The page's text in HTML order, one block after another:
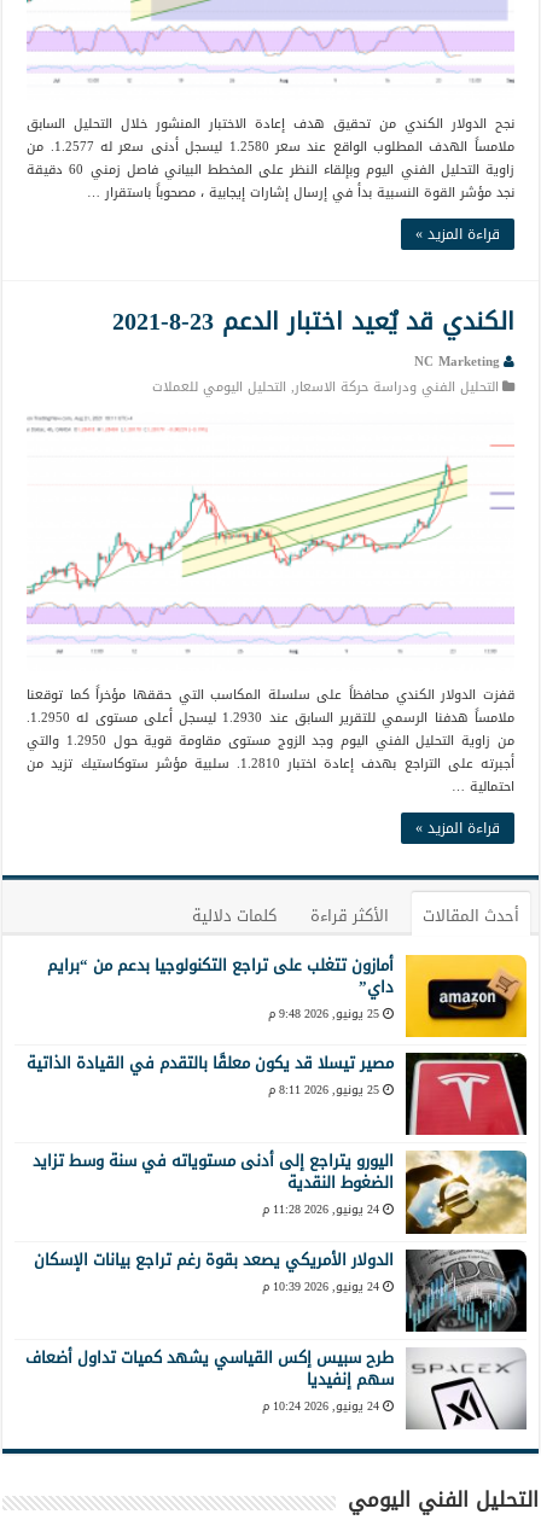
نجح الدولار الكندي من تحقيق هدف إعادة الاختبار المنشور خلال التحليل السابق
ملامساً الهدف المطلوب الواقع عند سعر 1.2580 ليسجل أدنى سعر له 1.2577. من
زاوية التحليل الفني اليوم وبإلقاء النظر على المخطط البياني فاصل زمني 60 دقيقة
نجد مؤشر القوة النسبية بدأ في إرسال إشارات إيجابية ، مصحوباً باستقرار …
قراءة المزيد »
الكندي قد يٌعيد اختبار الدعم 23-8-2021
NC Marketing
التحليل الفني ودراسة حركة الاسعار, التحليل اليومي للعملات
قفزت الدولار الكندي محافظاً على سلسلة المكاسب التي حققها مؤخراً كما توقعنا
ملامساً هدفنا الرسمي للتقرير السابق عند 1.2930 ليسجل أعلى مستوى له 1.2950.
من زاوية التحليل الفني اليوم وجد الزوج مستوى مقاومة قوية حول 1.2950 والتي
أجبرته على التراجع بهدف إعادة اختبار 1.2810. سلبية مؤشر ستوكاستيك تزيد من
احتمالية …
قراءة المزيد »
أحدث المقالات الأكثر قراءة
كلمات دلالية
أمازون تتغلب على تراجع التكنولوجيا بدعم من “برايم
داي”
25 يونيو, 2026 9:48 م
مصير تيسلا قد يكون معلقًا بالتقدم في القيادة الذاتية
25 يونيو, 2026 8:11 م
اليورو يتراجع إلى أدنى مستوياته في سنة وسط تزايد
الضغوط النقدية
24 يونيو, 2026 11:28 م
الدولار الأمريكي يصعد بقوة رغم تراجع بيانات الإسكان
24 يونيو, 2026 10:39 م
طرح سبيس إكس القياسي يشهد كميات تداول أضعاف
سهم إنفيديا
24 يونيو, 2026 10:24 م
التحليل الفني اليومي